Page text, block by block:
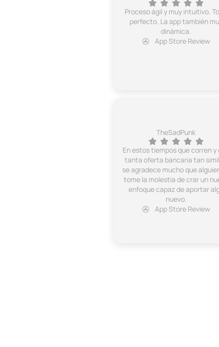
Proceso ágil y muy intuitivo.
perfecto. La app también
dinámica.
App Store Review
TheSadPunk
En estos tiempos que corren y
tanta oferta bancaria tan
se agradece mucho que
tome la molestia de crar un
enfoque capaz de aportar
nuevo.
App Store Review